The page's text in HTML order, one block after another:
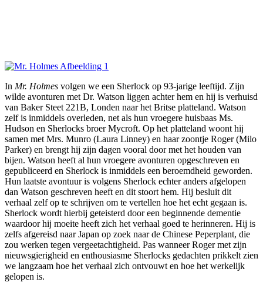
In Mr. Holmes volgen we een Sherlock op 93-jarige leeftijd. Zijn
wilde avonturen met Dr. Watson liggen achter hem en hij is verhuisd
van Baker Steet 221B, Londen naar het Britse platteland. Watson
zelf is inmiddels overleden, net als hun vroegere huisbaas Ms.
Hudson en Sherlocks broer Mycroft. Op het platteland woont hij
samen met Mrs. Munro (Laura Linney) en haar zoontje Roger (Milo
Parker) en brengt hij zijn dagen vooral door met het houden van
bijen. Watson heeft al hun vroegere avonturen opgeschreven en
gepubliceerd en Sherlock is inmiddels een beroemdheid geworden.
Hun laatste avontuur is volgens Sherlock echter anders afgelopen
dan Watson geschreven heeft en dit stoort hem. Hij besluit dit
verhaal zelf op te schrijven om te vertellen hoe het echt gegaan is.
Sherlock wordt hierbij geteisterd door een beginnende dementie
waardoor hij moeite heeft zich het verhaal goed te herinneren. Hij is
zelfs afgereisd naar Japan op zoek naar de Chinese Peperplant, die
zou werken tegen vergeetachtigheid. Pas wanneer Roger met zijn
nieuwsgierigheid en enthousiasme Sherlocks gedachten prikkelt zien
we langzaam hoe het verhaal zich ontvouwt en hoe het werkelijk
gelopen is.